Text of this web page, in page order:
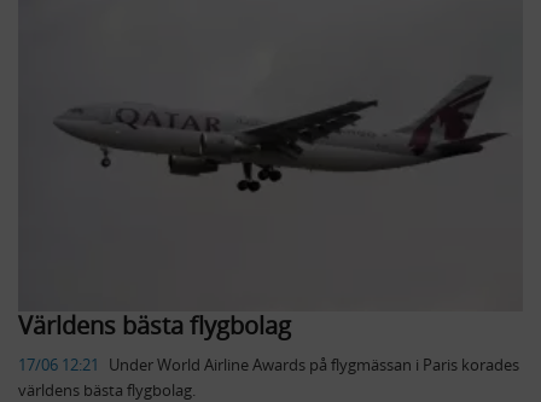
Världens bästa flygbolag
17/06 12:21
​Under World Airline Awards på flygmässan i Paris korades
världens bästa flygbolag.